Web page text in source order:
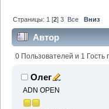
Страницы: 1 [2]3 Все Вниз
Автор
чертеже?
0 Пользователей и 1 Гость
Олег
ADN OPEN